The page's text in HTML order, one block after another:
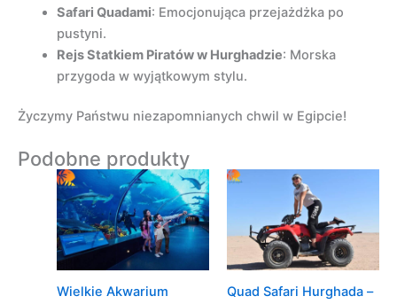
Safari Quadami: Emocjonująca przejażdżka po
pustyni.
Rejs Statkiem Piratów w Hurghadzie: Morska
przygoda w wyjątkowym stylu.
Życzymy Państwu niezapomnianych chwil w Egipcie!
Podobne produkty
Wielkie Akwarium
Quad Safari Hurghada –